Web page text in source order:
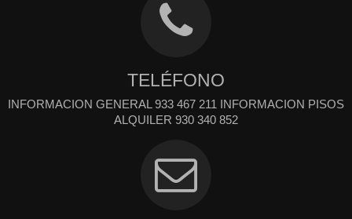
TELÉFONO
INFORMACION GENERAL 933 467 211 INFORMACION PISOS
ALQUILER 930 340 852